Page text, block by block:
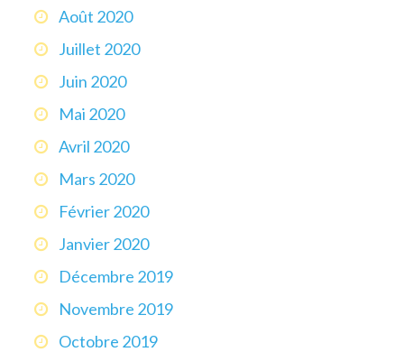
Août 2020
Juillet 2020
Juin 2020
Mai 2020
Avril 2020
Mars 2020
Février 2020
Janvier 2020
Décembre 2019
Novembre 2019
Octobre 2019